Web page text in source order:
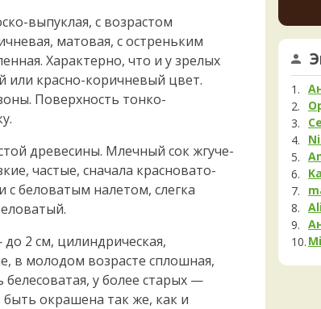
выпуклая, с возрастом
матовая, с остреньким
Характерно, что и у зрелых
или красно-коричневый цвет.
Поверхность тонко-
древесины. Млечный сок жгуче-
частые, сначала красновато-
с беловатым налетом, слегка
2 см, цилиндрическая,
в молодом возрасте сплошная,
у более старых —
окрашена так же, как и
14
14
шамп,
14
16